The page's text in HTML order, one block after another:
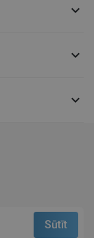


